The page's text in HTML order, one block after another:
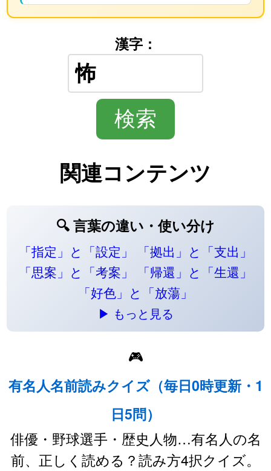
漢字：
関連コンテンツ
🔍 言葉の違い・使い分け
「指定」と「設定」
「拠出」と「支出」
「思案」と「考案」
「帰還」と「生還」
「好色」と「放蕩」
▶ もっと見る
🎮
有名人名前読みクイズ（毎日0時更新・1
日5問）
俳優・野球選手・歴史人物…有名人の名
前、正しく読める？読み方4択クイズ。